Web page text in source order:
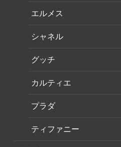
エルメス
シャネル
グッチ
カルティエ
プラダ
ティファニー